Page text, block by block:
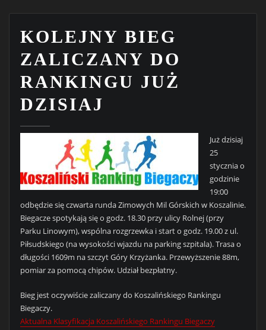
KOLEJNY BIEG
ZALICZANY DO
RANKINGU JUŻ
DZISIAJ
Już dzisiaj
25
stycznia o
godzinie
19:00
odbędzie się czwarta runda Zimowych Mil Górskich w Koszalinie.
Biegacze spotykają się o godz. 18.30 przy ulicy Rolnej (przy
Parku Linowym), wspólna rozgrzewka i start o godz. 19.00 z ul.
Piłsudskiego (na wysokości wjazdu na parking szpitala). Trasa o
długości 1609m na szczyt Góry Krzyżanka. Przewyższenie 88m,
pomiar za pomocą chipów. Udział bezpłatny.
Bieg jest oczywiście zaliczany do Koszalińskiego Rankingu
Biegaczy.
Aktualna Klasyfikacja Koszalińskiego Rankingu Biegaczy